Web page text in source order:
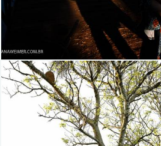
1734